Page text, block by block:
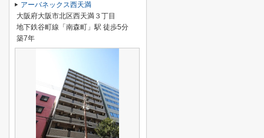
アーバネックス西天満
大阪府大阪市北区西天満３丁目
地下鉄谷町線「南森町」駅 徒歩5分
築7年